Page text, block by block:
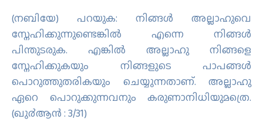
(നബിയേ) പറയുക: നിങ്ങള്‍ അല്ലാഹുവെ
സ്നേഹിക്കുന്നുണ്ടെങ്കില്‍ എന്നെ നിങ്ങള്‍
പിന്തുടരുക. എങ്കില്‍ അല്ലാഹു നിങ്ങളെ
സ്നേഹിക്കുകയും നിങ്ങളുടെ പാപങ്ങള്‍
പൊറുത്തുതരികയും ചെയ്യുന്നതാണ്‌. അല്ലാഹു
ഏറെ പൊറുക്കുന്നവനും കരുണാനിധിയുമത്രെ.
(ഖു൪ആന്‍ : 3/31)